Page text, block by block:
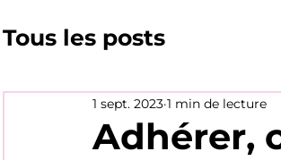
Tous les posts
Adhérer,
1 sept. 2023 1 min de lecture